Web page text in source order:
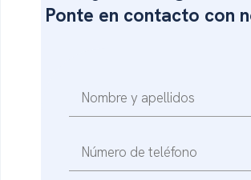
Ponte en contacto con